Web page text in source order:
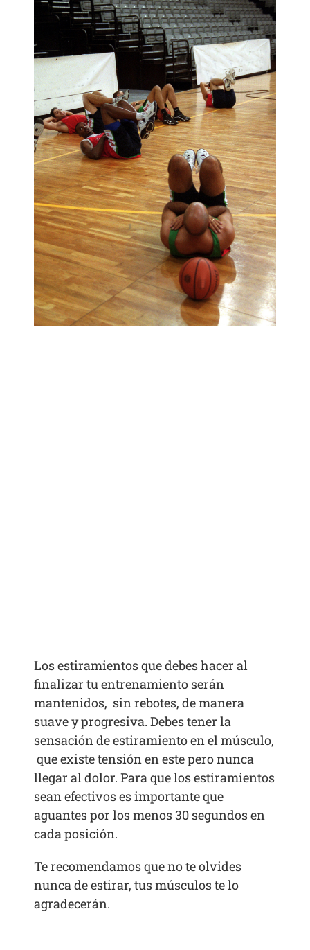
Los estiramientos que debes hacer al
finalizar tu entrenamiento serán
mantenidos, sin rebotes, de manera
suave y progresiva. Debes tener la
sensación de estiramiento en el músculo,
que existe tensión en este pero nunca
llegar al dolor. Para que los estiramientos
sean efectivos es importante que
aguantes por los menos 30 segundos en
cada posición.
Te recomendamos que no te olvides
nunca de estirar, tus músculos te lo
agradecerán.